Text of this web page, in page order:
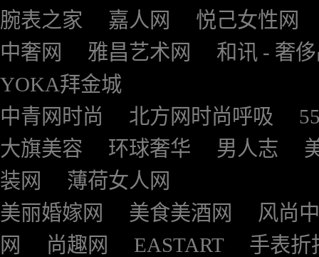
腕表之家
嘉人网
悦己女性网
中奢网
雅昌艺术网
和讯 - 奢
YOKA拜金城
中青网时尚
北方网时尚呼吸
大旗美容
环球奢华 男人志
装网
薄荷女人网
美丽婚嫁网
美食美酒网
风尚
网
尚趣网 EASTART
手表折